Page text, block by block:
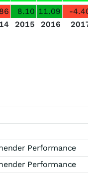
8.10 11.09
-4.40
2015 2016 2017
Performance
Performance